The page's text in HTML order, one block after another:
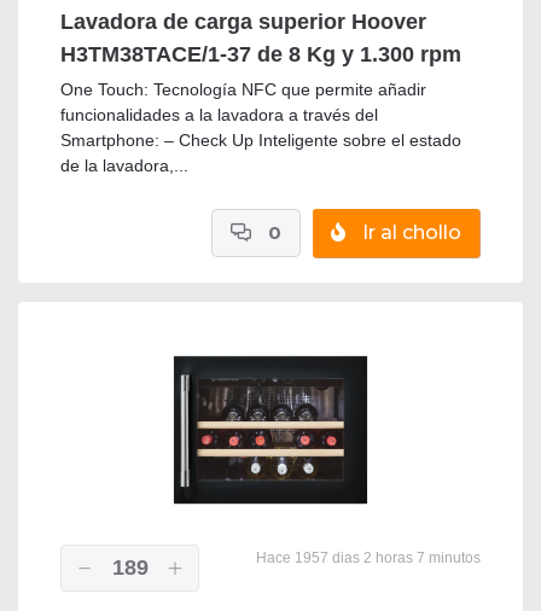
Lavadora de carga superior Hoover
H3TM38TACE/1-37 de 8 Kg y 1.300 rpm
One Touch: Tecnología NFC que permite añadir
funcionalidades a la lavadora a través del
Smartphone: – Check Up Inteligente sobre el estado
de la lavadora,...
Ir al chollo
0
189 Hace 1957 dias 2 horas 7 minutos